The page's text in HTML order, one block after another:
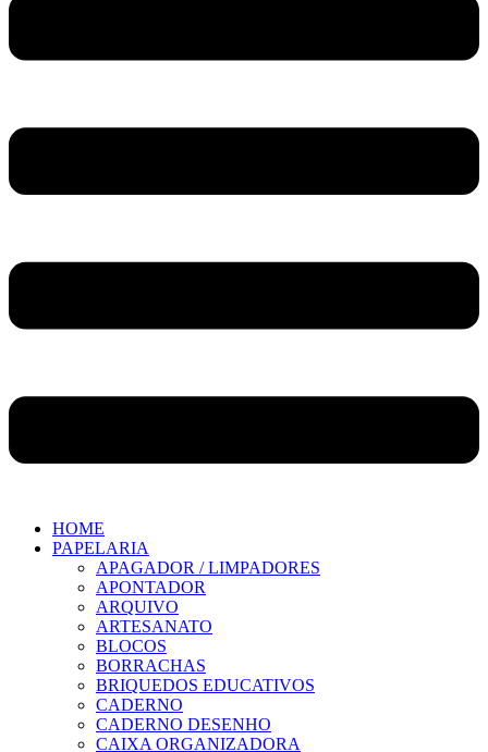
HOME
PAPELARIA
APAGADOR / LIMPADORES
APONTADOR
ARQUIVO
ARTESANATO
BLOCOS
BORRACHAS
BRIQUEDOS EDUCATIVOS
CADERNO
CADERNO DESENHO
CAIXA ORGANIZADORA